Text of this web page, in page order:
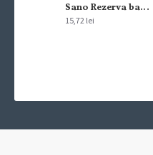
pana in ora 12:00 de luni pana
facuta dupa ora 12:00, sambata
Sano Rezerva balsam rufe Sensitive 1l
15,72 lei